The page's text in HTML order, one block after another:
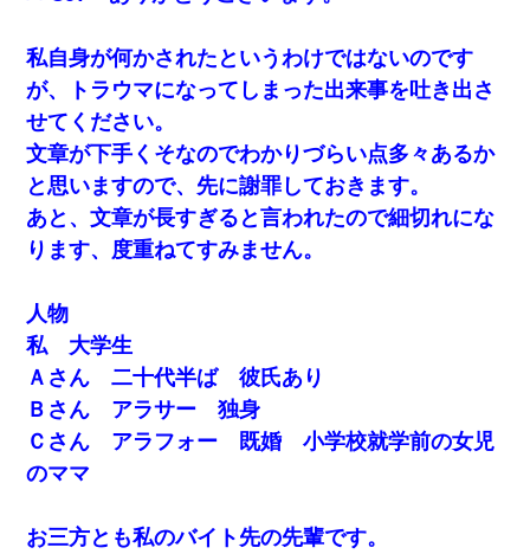
私自身が何かされたというわけではないのです
が、トラウマになってしまった出来事を吐き出さ
せてください。
文章が下手くそなのでわかりづらい点多々あるか
と思いますので、先に謝罪しておきます。
あと、文章が長すぎると言われたので細切れにな
ります、度重ねてすみません。
人物
私 大学生
Ａさん 二十代半ば 彼氏あり
Ｂさん アラサー 独身
Ｃさん アラフォー 既婚 小学校就学前の女児
のママ
お三方とも私のバイト先の先輩です。